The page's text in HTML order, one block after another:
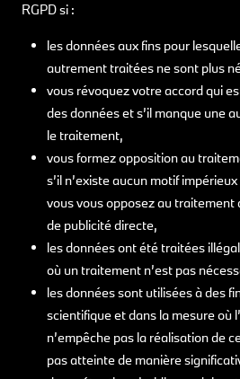
RGPD si :
les données aux fins pour
autrement traitées ne sont plus
vous révoquez votre accord qui
des données et s’il manque une
le traitement,
vous formez opposition au
s’il n’existe aucun motif
vous vous opposez au traitement
de publicité directe,
les données ont été traitées
où un traitement n’est pas
les données sont utilisées à des
scientifique et dans la mesure où
n’empêche pas la réalisation de
pas atteinte de manière